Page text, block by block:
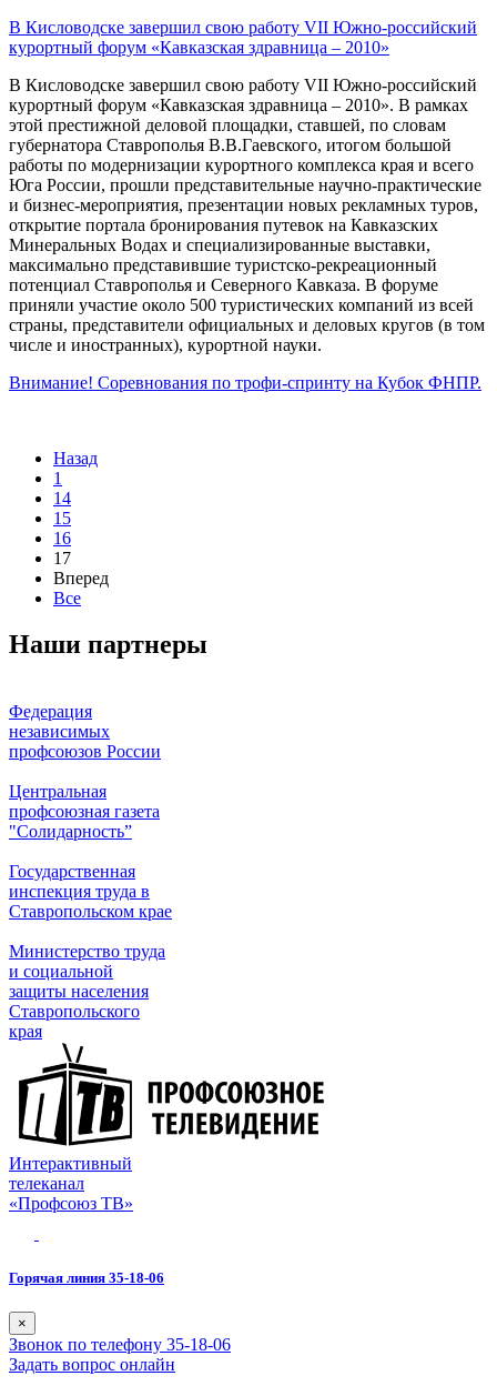
В Кисловодске завершил свою работу VII Южно-российский
курортный форум «Кавказская здравница – 2010»
В Кисловодске завершил свою работу VII Южно-российский
курортный форум «Кавказская здравница – 2010». В рамках
этой престижной деловой площадки, ставшей, по словам
губернатора Ставрополья В.В.Гаевского, итогом большой
работы по модернизации курортного комплекса края и всего
Юга России, прошли представительные научно-практические
и бизнес-мероприятия, презентации новых рекламных туров,
открытие портала бронирования путевок на Кавказских
Минеральных Водах и специализированные выставки,
максимально представившие туристско-рекреационный
потенциал Ставрополья и Северного Кавказа. В форуме
приняли участие около 500 туристических компаний из всей
страны, представители официальных и деловых кругов (в том
числе и иностранных), курортной науки.
Внимание! Соревнования по трофи-спринту на Кубок ФНПР.
Назад
1
14
15
16
17
Вперед
Все
Наши партнеры
Федерация
независимых
профсоюзов России
Центральная
профсоюзная газета
"Солидарность”
Государственная
инспекция труда в
Ставропольском крае
Министерство труда
и социальной
защиты населения
Ставропольского
края
Интерактивный
телеканал
«Профсоюз ТВ»
Горячая линия 35-18-06
×
Звонок по телефону 35-18-06
Задать вопрос онлайн